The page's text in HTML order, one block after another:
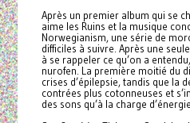
Après un premier album qui se
aime les Ruins et la musique
Norwegianism, une série de
difficiles à suivre. Après une
à se rappeler ce qu’on a
nurofen. La première moitié du
crises d’épilepsie, tandis que la
contrées plus cotonneuses et
des sons qu’à la charge